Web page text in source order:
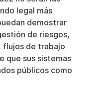
legal más
demostrar
de riesgos,
de trabajo
que sus sistemas
públicos como